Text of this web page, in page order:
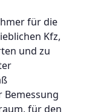
für die
Kfz,
und zu
Bemessung
für den